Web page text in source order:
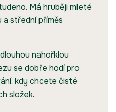
Má hruběji mleté
a střední příměs
nahořklou
se dobře hodí pro
kdy chcete čisté
složek.